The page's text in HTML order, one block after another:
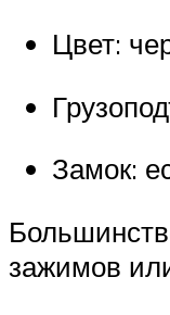
Цвет:
Замок:
зажимов